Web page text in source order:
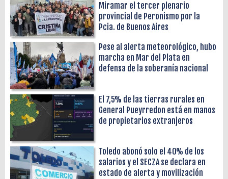
Miramar el tercer plenario
provincial de Peronismo por la
Pcia. de Buenos Aires
Pese al alerta meteorológico, hubo
marcha en Mar del Plata en
defensa de la soberanía nacional
El 7,5% de las tierras rurales en
General Pueyrredon está en manos
de propietarios extranjeros
Toledo abonó solo el 40% de los
salarios y el SECZA se declara en
estado de alerta y movilización